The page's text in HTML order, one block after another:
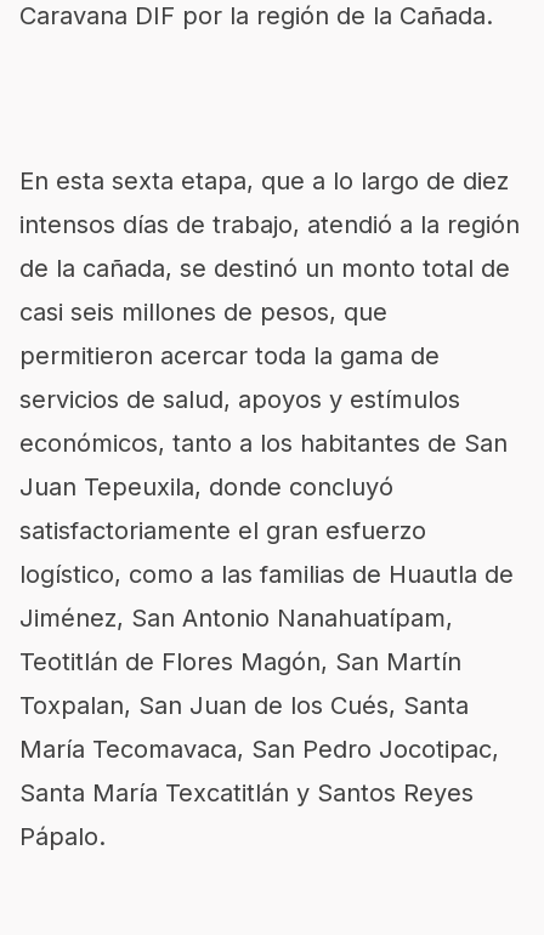
Caravana DIF por la región de la Cañada.
En esta sexta etapa, que a lo largo de diez
intensos días de trabajo, atendió a la región
de la cañada, se destinó un monto total de
casi seis millones de pesos, que
permitieron acercar toda la gama de
servicios de salud, apoyos y estímulos
económicos, tanto a los habitantes de San
Juan Tepeuxila, donde concluyó
satisfactoriamente el gran esfuerzo
logístico, como a las familias de Huautla de
Jiménez, San Antonio Nanahuatípam,
Teotitlán de Flores Magón, San Martín
Toxpalan, San Juan de los Cués, Santa
María Tecomavaca, San Pedro Jocotipac,
Santa María Texcatitlán y Santos Reyes
Pápalo.